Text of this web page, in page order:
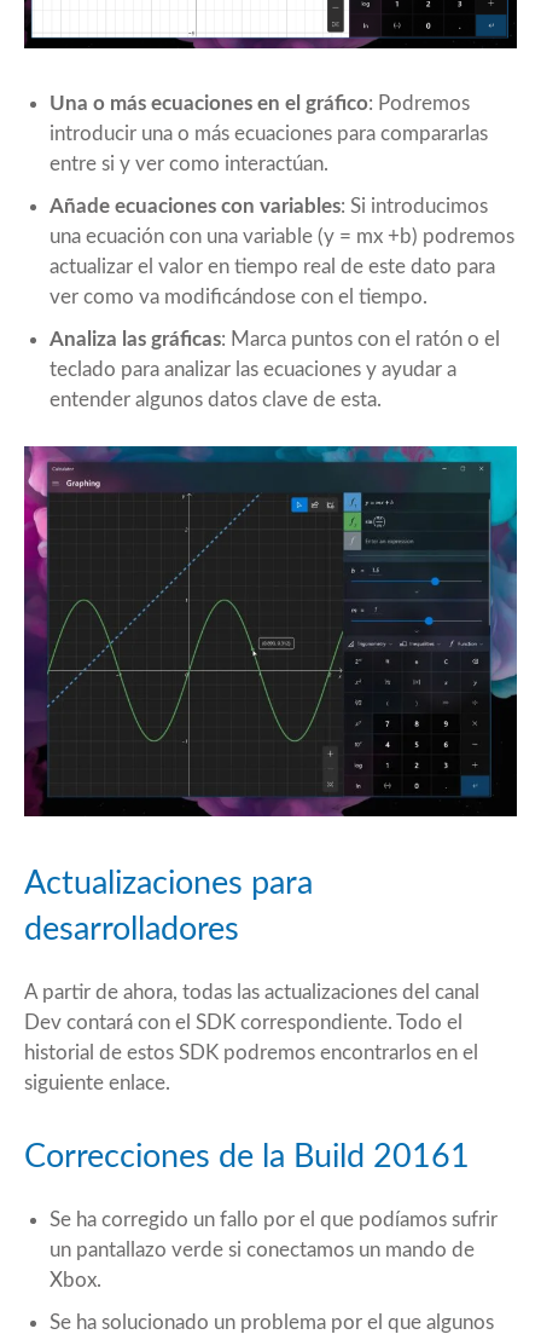
Una o más ecuaciones en el gráfico: Podremos
introducir una o más ecuaciones para compararlas
entre si y ver como interactúan.
Añade ecuaciones con variables: Si introducimos
una ecuación con una variable (y = mx +b) podremos
actualizar el valor en tiempo real de este dato para
ver como va modificándose con el tiempo.
Analiza las gráficas: Marca puntos con el ratón o el
teclado para analizar las ecuaciones y ayudar a
entender algunos datos clave de esta.
Actualizaciones para
desarrolladores
A partir de ahora, todas las actualizaciones del canal
Dev contará con el SDK correspondiente. Todo el
historial de estos SDK podremos encontrarlos en el
siguiente enlace.
Correcciones de la Build 20161
Se ha corregido un fallo por el que podíamos sufrir
un pantallazo verde si conectamos un mando de
Xbox.
Se ha solucionado un problema por el que algunos